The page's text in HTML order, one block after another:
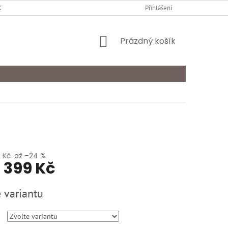
OCHRANY OSOBNÍCH ÚDAJŮ ODSTOUPENÍ OD
Přihlášení
NÁKUPNÍ
Prázdný košík
Kč až –24 %
399 Kč
variantu